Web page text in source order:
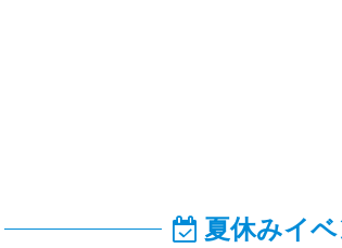
夏休みイ